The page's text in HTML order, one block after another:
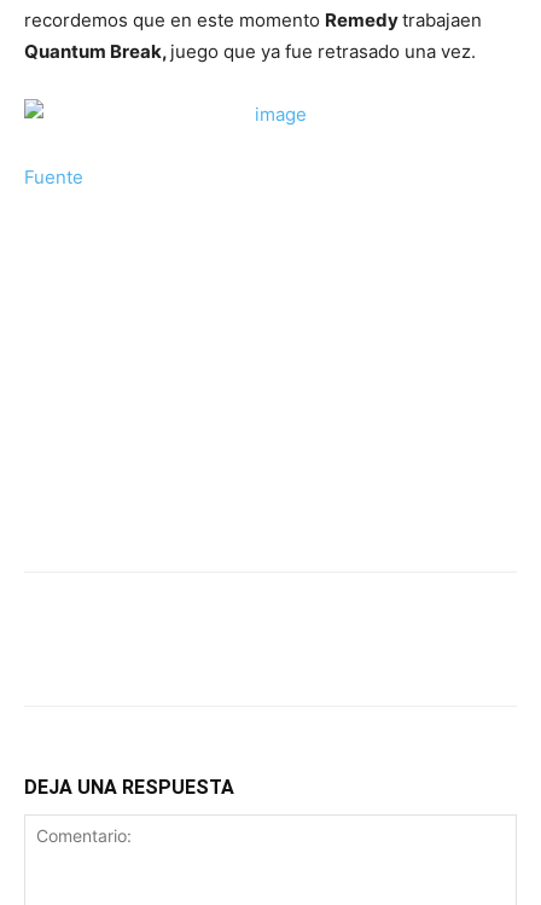
recordemos que en este momento Remedytrabajaen
Quantum Break, juego que ya fue retrasado una vez.
Fuente
DEJA UNA RESPUESTA